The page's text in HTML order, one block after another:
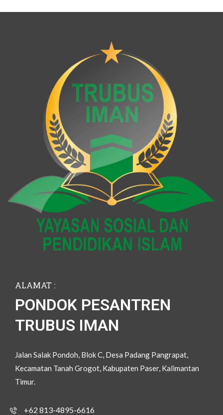
ALAMAT :
PONDOK PESANTREN
TRUBUS IMAN
Jalan Salak Pondoh, Blok C, Desa Padang Pangrapat,
Kecamatan Tanah Grogot, Kabupaten Paser, Kalimantan
Timur.
+62 813-4895-6616